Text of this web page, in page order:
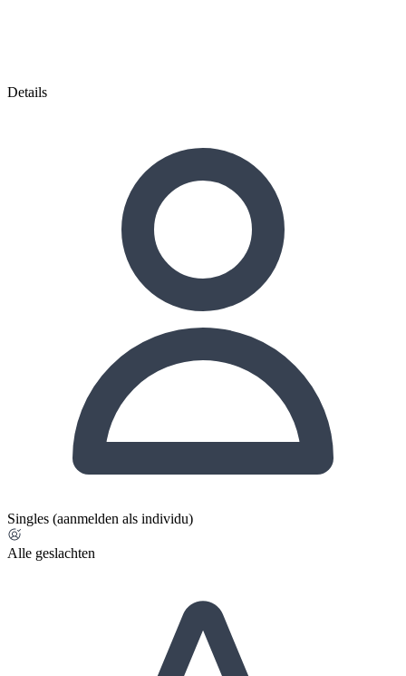
Details
Singles (aanmelden als individu)
Alle geslachten